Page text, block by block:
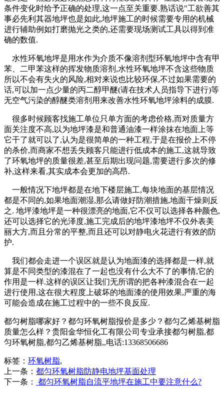
条件变化时给予正确的处理,这一点至关重要.熟话说"工欲善其
事必先利其器地坪也是如此,地坪施工的时候需要专用的机械
进行辅助例如打磨抛光之类的,还需要现场测试工具以得到准
确的数值.
水性环氧地坪是用水作为介质不像溶剂型环氧地坪中含有甲
苯、二甲苯这样的挥发物质溶剂,水性环氧地坪不含这些物质
所以不会有失火的风险,相对来说也比较环保,不过如果需要的
话,可以加一点少量的丙二醇甲醚(请在技术人员指导下进行)等
无空气污染的醇醚类溶剂用来改善水性环氧地坪涂料的成膜.
很多时候顾客找施工单位只单方面的考虑价格,而对质量方
面关注度不高,以为地坪漆是和普通油漆一样涂抹在地面上等
它干了就可以了,认为是很简单的一种工程,于是在报价上不停
的杀价,而商家不想丢失顾客只能进行低成本的施工,这就导致
了环氧地坪的质量很差,甚至后期出现问题,需要进行多次的修
补,这样来看,其实成本会更加的高昂.
一般情况下地坪都是在地下楼层施工,每块地面的基层情况
都是不同的,如果地面潮湿,那么请做好防潮措施,地面干燥则反
之. 地坪漆地坪是一种很漂亮的地面,它不仅可以选择各种颜色,
还可以选择它的光泽度,施工完成后的地坪漆地坪不仅外表美
丽大方,而且分常的平整,而且还可以对静电火花进行有效的防
护.
我们都会走进一个误区就是认为地面漆的选择都是一样,就
算是不同类型的漆混在了一起也没有什么大不了的事情,它的
作用是一样.这样的误区让我们无所谓的把各种漆混合在一起
进行使用,这在很大程度上破坏的地面漆的使用效果,严重的海
可能会造成在施工过程中的一些不良反应.
都匀树脂哪家好？都匀环氧树脂报价是多少？都匀乙烯基树脂
质量怎么样？贵阳金华恒化工有限公司专业承接都匀树脂,都
匀环氧树脂,都匀乙烯基树脂,,电话:13368506686
标签： 环氧树脂,
上一条： 都匀环氧树脂防静电地坪基面处理
下一条：
都匀环氧树脂自流平地坪在施工中要注意什么?